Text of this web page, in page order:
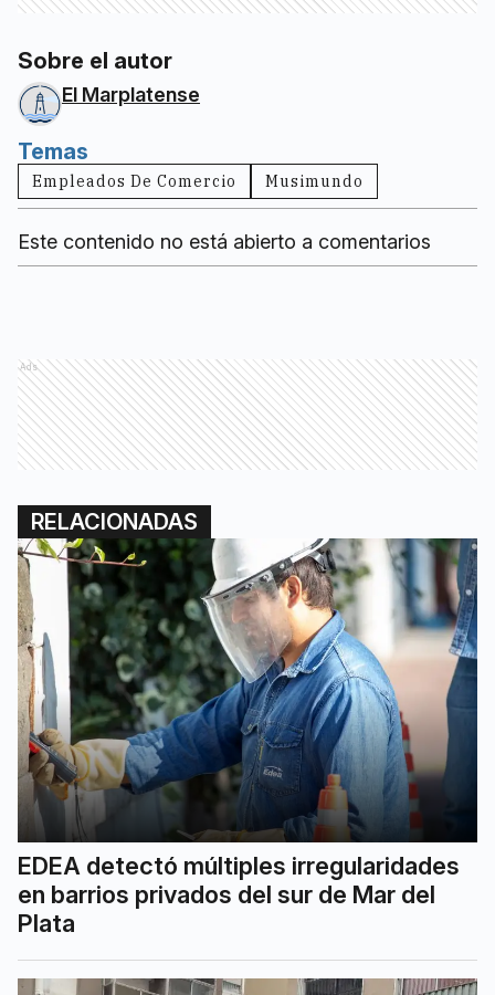
Sobre el autor
El Marplatense
Temas
Empleados De Comercio Musimundo
Este contenido no está abierto a comentarios
Ads
RELACIONADAS
EDEA detectó múltiples irregularidades
en barrios privados del sur de Mar del
Plata